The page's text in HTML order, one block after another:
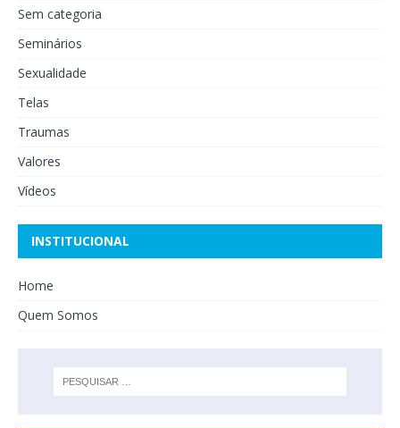
Sem categoria
Seminários
Sexualidade
Telas
Traumas
Valores
Vídeos
INSTITUCIONAL
Home
Quem Somos